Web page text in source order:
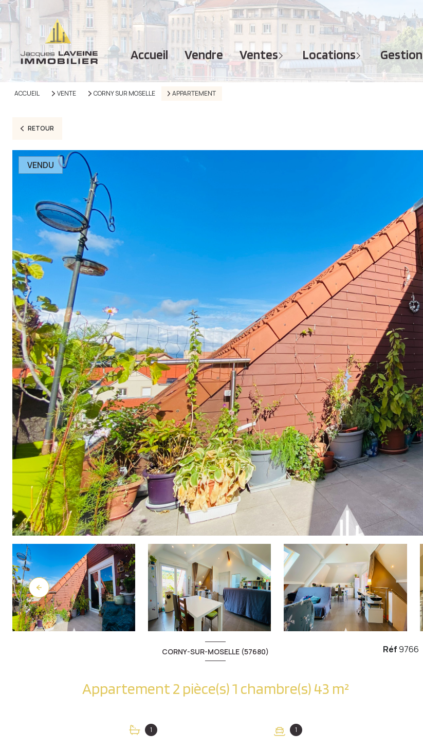
accueil vendre ventes
MAISONS
APPARTEMENTS
TERRAINS
IMMEUBLES
GARAGES - PARKINGS
locations
APPARTEMENTS
TERRAINS
IMMEUBLES
GARAGES - PARKINGS
gestion
ACCUEIL VENTE CORNY SUR MOSELLE APPARTEMENT
RETOUR
VENDU
CORNY-SUR-MOSELLE (57680)
Appartement 2 pièce(s) 1 chambre(s) 43 m²
1 1
Réf9766